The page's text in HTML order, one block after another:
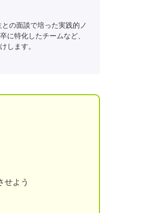
の面談で培った実践的ノ
に特化したチームなど、
します。
せよう